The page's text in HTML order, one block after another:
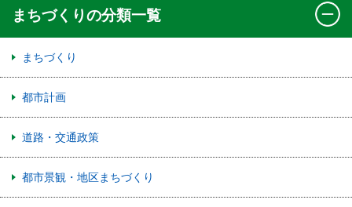
まちづくりの分類一覧
まちづくり
都市計画
道路・交通政策
都市景観・地区まちづくり